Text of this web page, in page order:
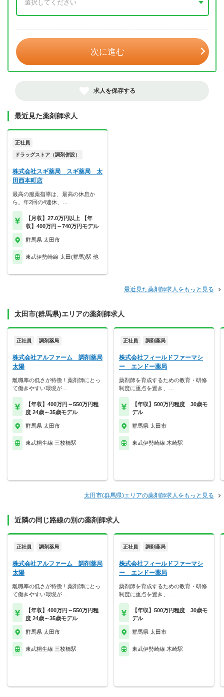
次に進む
求人を保存する
最近見た薬剤師求人
正社員
ドラッグストア（調剤併設）
株式会社スギ薬局 スギ薬局 太
田西本町店
最高の服薬指導は、最高の休息か
ら。年2回の4連休、…
【月収】27.0万円以上 【年
収】400万円～740万円モデル
群馬県 太田市
東武伊勢崎線 太田(群馬)駅 他
最近見た薬剤師求人をもっと見る
太田市(群馬県)エリアの薬剤師求人
正社員 調剤薬局
株式会社アルファーム 調剤薬局
太陽
離職率の低さが特徴！薬剤師にとっ
て働きやすい環境が…
【年収】400万円～550万円程
度 24歳～35歳モデル
群馬県 太田市
東武桐生線 三枚橋駅
正社員 調剤薬局
株式会社フィールドファーマシ
ー エンドー薬局
薬剤師を育成するための教育・研修
制度に重点を置き、…
【年収】500万円程度 30歳モ
デル
群馬県 太田市
東武伊勢崎線 木崎駅
太田市(群馬県)エリアの薬剤師求人をもっと見る
近隣の同じ路線の別の薬剤師求人
正社員 調剤薬局
株式会社アルファーム 調剤薬局
太陽
離職率の低さが特徴！薬剤師にとっ
て働きやすい環境が…
【年収】400万円～550万円程
度 24歳～35歳モデル
群馬県 太田市
東武桐生線 三枚橋駅
正社員 調剤薬局
株式会社フィールドファーマシ
ー エンドー薬局
薬剤師を育成するための教育・研修
制度に重点を置き、…
【年収】500万円程度 30歳モ
デル
群馬県 太田市
東武伊勢崎線 木崎駅